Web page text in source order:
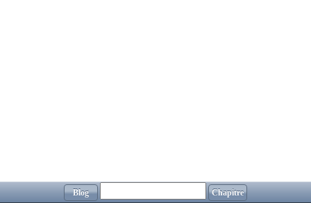
Blog Chapitre